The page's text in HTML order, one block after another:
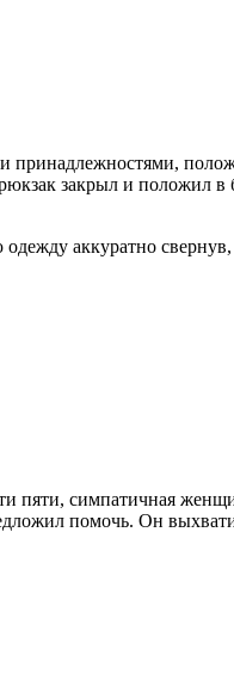
принадлежностями,
закрыл и положил
аккуратно
пяти, симпатичная
помочь. Он